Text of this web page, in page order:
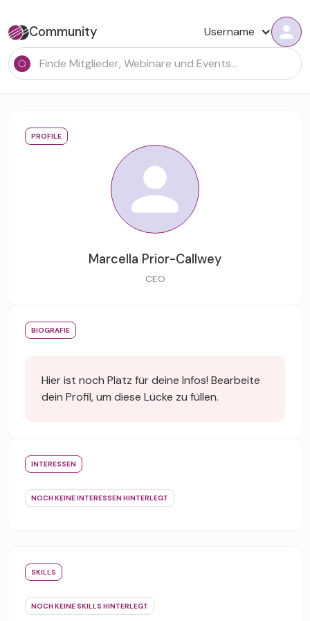
Community Username
PROFILE
Marcella Prior-Callwey
CEO
BIOGRAFIE
Hier ist noch Platz für deine Infos! Bearbeite
dein Profil, um diese Lücke zu füllen.
INTERESSEN
NOCH KEINE INTERESSEN HINTERLEGT
SKILLS
NOCH KEINE SKILLS HINTERLEGT